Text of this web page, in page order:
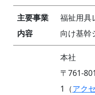
主要事業
内容
福祉用具
向け基幹
本社
〒761-
1（アク